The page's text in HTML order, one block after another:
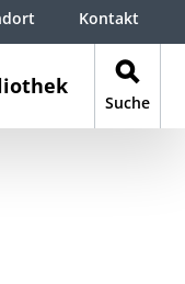
Suche
Kontakt